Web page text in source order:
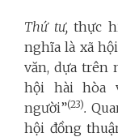
Thứ tư, thực
nghĩa là xã
văn, dựa trên
hội hài hòa
người”(23).
hội đồng